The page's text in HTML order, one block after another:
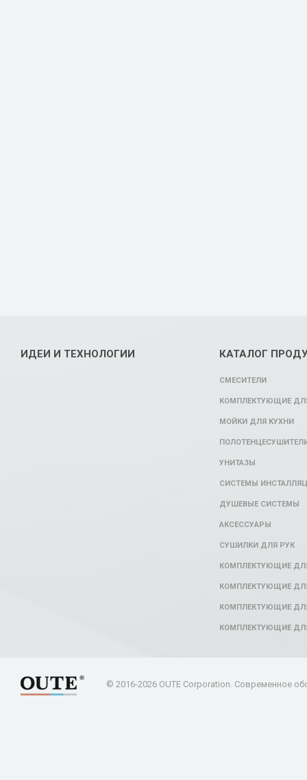
ИДЕИ И ТЕХНОЛОГИИ КАТАЛОГ
СМЕСИТЕЛИ
КОМПЛЕКТУЮЩИЕ
МОЙКИ ДЛЯ КУХНИ
УНИТАЗЫ
СИСТЕМЫ
ДУШЕВЫЕ СИСТЕМЫ
АКСЕССУАРЫ
СУШИЛКИ ДЛЯ РУК
КОМПЛЕКТУЮЩИЕ
КОМПЛЕКТУЮЩИЕ
КОМПЛЕКТУЮЩИЕ
КОМПЛЕКТУЮЩИЕ
© 2016-2026 OUTE Corporation. Современное